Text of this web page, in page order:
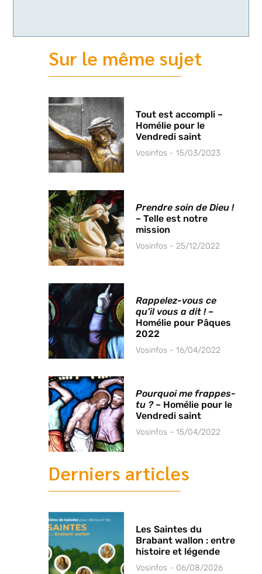
Sur le même sujet
Tout est accompli –
Homélie pour le
Vendredi saint
Vosinfos 15/03/2023
Prendre soin de Dieu !
– Telle est notre
mission
Vosinfos 25/12/2022
Rappelez-vous ce
qu’il vous a dit !–
Homélie pour Pâques
2022
Vosinfos 16/04/2022
Pourquoi me frappes-
tu ?– Homélie pour le
Vendredi saint
Vosinfos 15/04/2022
Derniers articles
Les Saintes du
Brabant wallon : entre
histoire et légende
Vosinfos 06/08/2026